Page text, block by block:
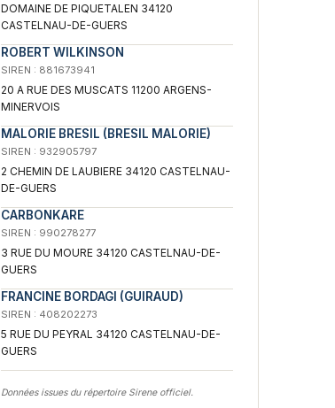
DOMAINE DE PIQUETALEN 34120
CASTELNAU-DE-GUERS
ROBERT WILKINSON
SIREN : 881673941
20 A RUE DES MUSCATS 11200 ARGENS-
MINERVOIS
MALORIE BRESIL (BRESIL MALORIE)
SIREN : 932905797
2 CHEMIN DE LAUBIERE 34120 CASTELNAU-
DE-GUERS
CARBONKARE
SIREN : 990278277
3 RUE DU MOURE 34120 CASTELNAU-DE-
GUERS
FRANCINE BORDAGI (GUIRAUD)
SIREN : 408202273
5 RUE DU PEYRAL 34120 CASTELNAU-DE-
GUERS
Données issues du répertoire Sirene officiel.